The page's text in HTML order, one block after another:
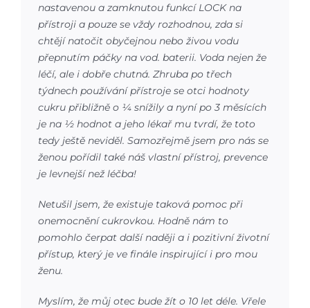
nastavenou a zamknutou funkcí LOCK na
přístroji a pouze se vždy rozhodnou, zda si
chtějí natočit obyčejnou nebo živou vodu
přepnutím páčky na vod. baterii. Voda nejen že
léčí, ale i dobře chutná. Zhruba po třech
týdnech používání přístroje se otci hodnoty
cukru přibližně o ¼ snížily a nyní po 3 měsících
je na ½ hodnot a jeho lékař mu tvrdí, že toto
tedy ještě neviděl. Samozřejmě jsem pro nás se
ženou pořídil také náš vlastní přístroj, prevence
je levnejší než léčba!
Netušil jsem, že existuje taková pomoc při
onemocnění cukrovkou. Hodně nám to
pomohlo čerpat další naději a i pozitivní životní
přístup, který je ve finále inspirující i pro mou
ženu.
Myslím, že můj otec bude žít o 10 let déle. Vřele